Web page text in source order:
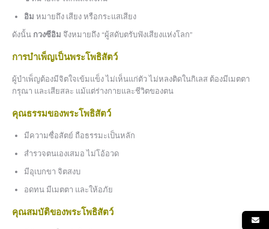
อิม หมายถึง เสียง หรือกระแสเสียง
ดังนั้น กวงซีอิม จึงหมายถึง “ผู้สดับตรับฟังเสียงแห่งโลก”
การบำเพ็ญเป็นพระโพธิสัตว์
ผู้บำเพ็ญต้องมีจิตใจเข้มแข็ง ไม่เห็นแก่ตัว ไม่หลงติดในกิเลส ต้องมีเมตตา
กรุณา และเสียสละ แม้แต่ร่างกายและชีวิตของตน
คุณธรรมของพระโพธิสัตว์
มีความซื่อสัตย์ ถือธรรมะเป็นหลัก
สำรวจตนเองเสมอ ไม่โอ้อวด
มีอุเบกขา จิตสงบ
อดทน มีเมตตา และให้อภัย
คุณสมบัติของพระโพธิสัตว์